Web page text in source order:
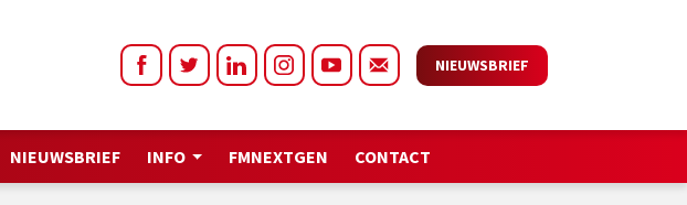
NIEUWSBRIEF
NIEUWSBRIEF INFO FMNEXTGEN CONTACT